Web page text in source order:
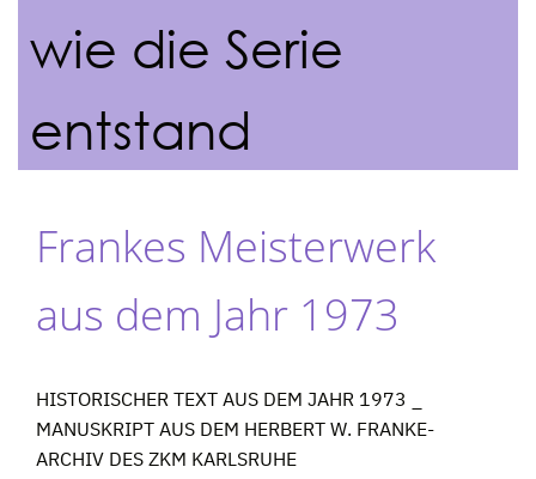
wie die Serie
entstand
Frankes Meisterwerk
aus dem Jahr 1973
HISTORISCHER TEXT AUS DEM JAHR 1973 _
MANUSKRIPT AUS DEM HERBERT W. FRANKE-
ARCHIV DES ZKM KARLSRUHE